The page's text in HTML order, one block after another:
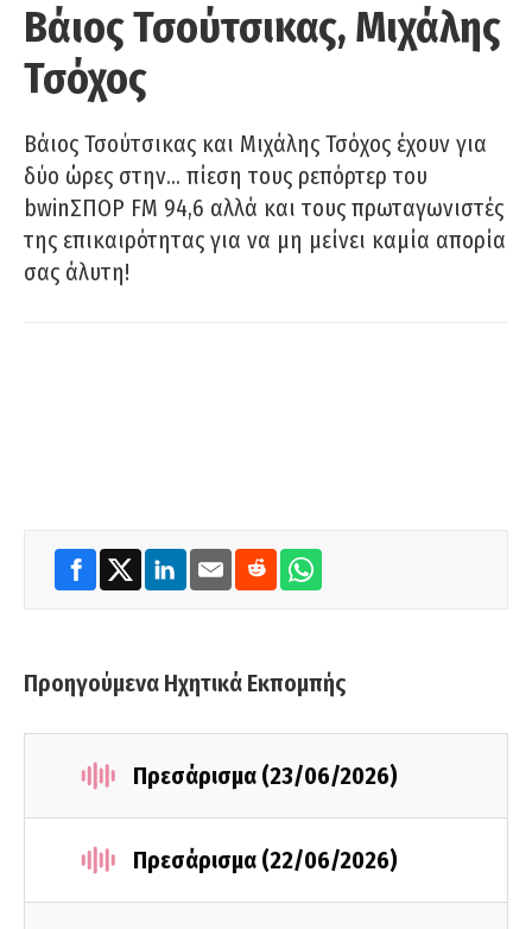
Βάιος Τσούτσικας, Μιχάλης
Τσόχος
Βάιος Τσούτσικας και Μιχάλης Τσόχος έχουν για
δύο ώρες στην… πίεση τους ρεπόρτερ του
bwinΣΠΟΡ FM 94,6 αλλά και τους πρωταγωνιστές
της επικαιρότητας για να μη μείνει καμία απορία
σας άλυτη!
Προηγούμενα Ηχητικά Εκπομπής
Πρεσάρισμα (23/06/2026)
Πρεσάρισμα (22/06/2026)